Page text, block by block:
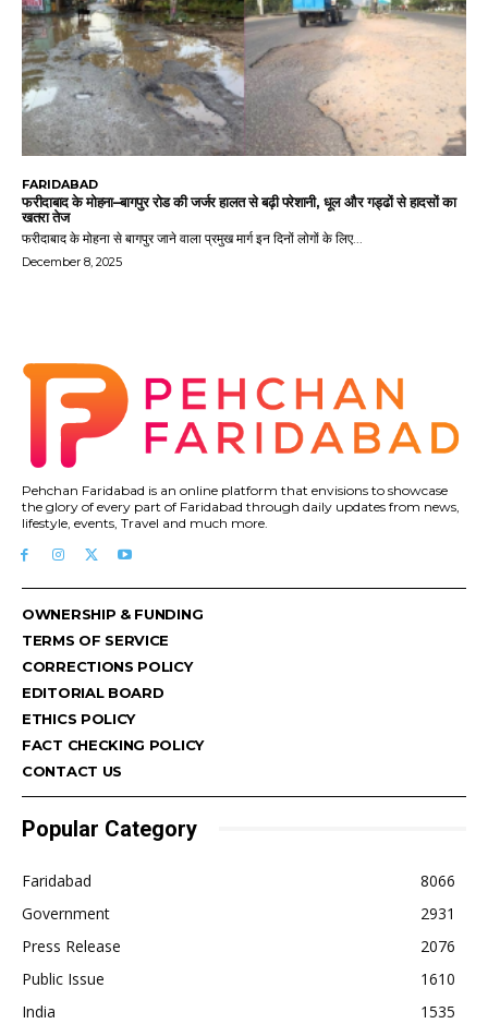
FARIDABAD
फरीदाबाद के मोहना–बागपुर रोड की जर्जर हालत से बढ़ी परेशानी, धूल और गड्ढों से हादसों का
खतरा तेज
फरीदाबाद के मोहना से बागपुर जाने वाला प्रमुख मार्ग इन दिनों लोगों के लिए...
December 8, 2025
Pehchan Faridabad is an online platform that envisions to showcase
the glory of every part of Faridabad through daily updates from news,
lifestyle, events, Travel and much more.
OWNERSHIP & FUNDING
TERMS OF SERVICE
CORRECTIONS POLICY
EDITORIAL BOARD
ETHICS POLICY
FACT CHECKING POLICY
CONTACT US
Popular Category
Faridabad
8066
Government
2931
Press Release
2076
Public Issue
1610
India
1535